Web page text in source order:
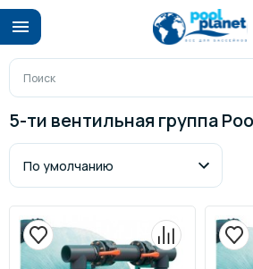
5-ти вентильная группа